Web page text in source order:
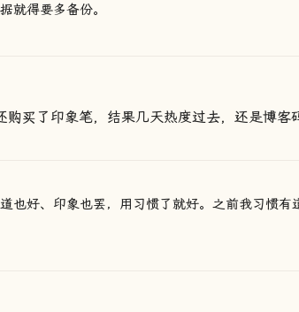
就得要多备份。
购买了印象笔，结果几天热度过去，还是博客
也好、印象也罢，用习惯了就好。之前我习惯有